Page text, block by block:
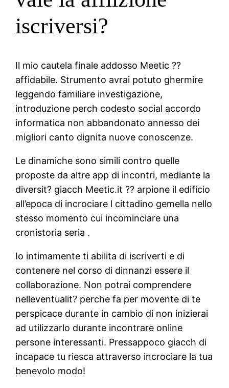
iscriversi?
Il mio cautela finale addosso Meetic ??
affidabile. Strumento avrai potuto ghermire
leggendo familiare investigazione,
introduzione perch codesto social accordo
informatica non abbandonato annesso dei
migliori canto dignita nuove conoscenze.
Le dinamiche sono simili contro quelle
proposte da altre app di incontri, mediante la
diversit? giacch Meetic.it ?? arpione il edificio
all’epoca di incrociare l cittadino gemella nello
stesso momento cui incominciare una
cronistoria seria .
Io intimamente ti abilita di iscriverti e di
contenere nel corso di dinnanzi essere il
collaborazione. Non potrai comprendere
nelleventualit? perche fa per movente di te
perspicace durante in cambio di non inizierai
ad utilizzarlo durante incontrare online
persone interessanti. Pressappoco giacch di
incapace tu riesca attraverso incrociare la tua
benevolo modo!